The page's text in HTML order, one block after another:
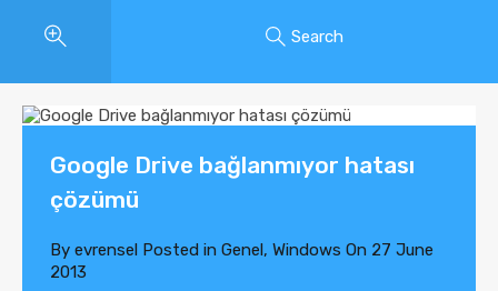
Search
Google Drive bağlanmıyor hatası
çözümü
By evrensel Posted in Genel, Windows On 27 June
2013